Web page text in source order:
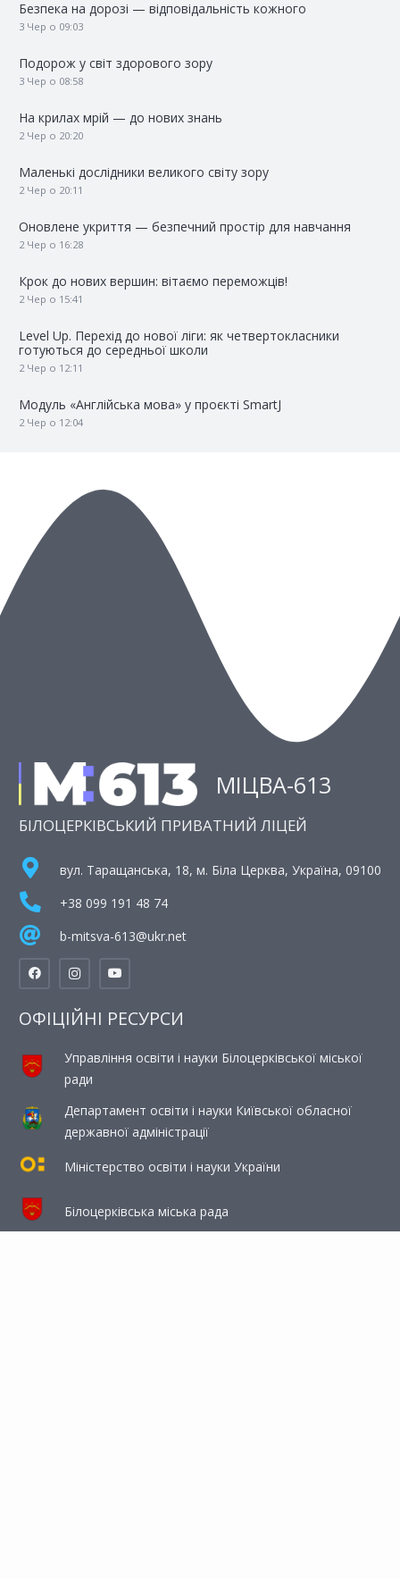
Безпека на дорозі — відповідальність кожного
3 Чер о 09:03
Подорож у світ здорового зору
3 Чер о 08:58
На крилах мрій — до нових знань
2 Чер о 20:20
Маленькі дослідники великого світу зору
2 Чер о 20:11
Оновлене укриття — безпечний простір для навчання
2 Чер о 16:28
Крок до нових вершин: вітаємо переможців!
2 Чер о 15:41
Level Up. Перехід до нової ліги: як четвертокласники
готуються до середньої школи
2 Чер о 12:11
Модуль «Англійська мова» у проєкті SmartJ
2 Чер о 12:04
МІЦВА-613
БІЛОЦЕРКІВСЬКИЙ ПРИВАТНИЙ ЛІЦЕЙ
вул. Таращанська, 18, м. Біла Церква, Україна, 09100
+38 099 191 48 74
b-mitsva-613@ukr.net
ОФІЦІЙНІ РЕСУРСИ
Управління освіти і науки Білоцерківської міської
ради
Департамент освіти і науки Київської обласної
державної адміністрації
Міністерство освіти і науки України
Білоцерківська міська рада